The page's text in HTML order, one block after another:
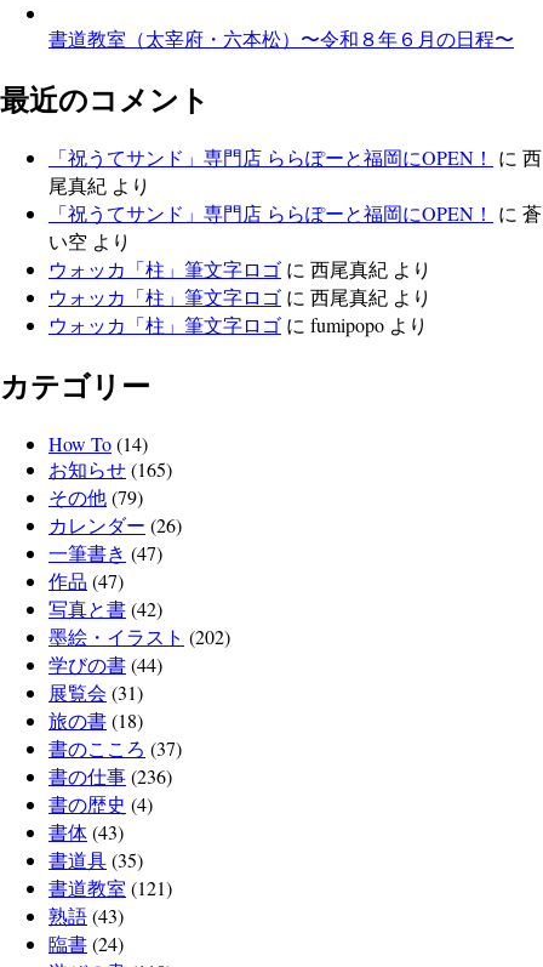
書道教室（太宰府・六本松）〜令和８年６月の日程〜
最近のコメント
「祝うてサンド」専門店 ららぽーと福岡にOPEN！ に 西
尾真紀 より
「祝うてサンド」専門店 ららぽーと福岡にOPEN！ に 蒼
い空 より
ウォッカ「柱」筆文字ロゴ に 西尾真紀 より
ウォッカ「柱」筆文字ロゴ に 西尾真紀 より
ウォッカ「柱」筆文字ロゴ に fumipopo より
カテゴリー
How To(14)
お知らせ(165)
その他(79)
カレンダー (26)
一筆書き (47)
作品 (47)
写真と書(42)
墨絵・イラスト (202)
学びの書(44)
展覧会 (31)
旅の書(18)
書のこころ (37)
書の仕事(236)
書の歴史 (4)
書体(43)
書道具(35)
書道教室 (121)
熟語(43)
臨書(24)